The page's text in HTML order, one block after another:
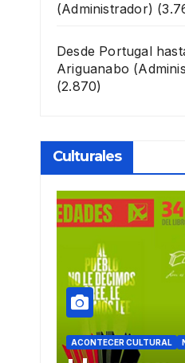
(Administrador)
Desde Portugal
Ariguanabo
(2.870)
Culturales
ACONTECER CULTURAL